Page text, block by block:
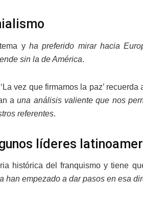
y ha preferido mirar hacia
sin la de América.
vez que firmamos la paz’
auna análisis valiente que nos
referentes.
líderes
histórica del franquismo y tiene
han empezado a dar pasos en esa